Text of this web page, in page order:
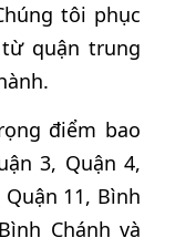
tôi phục
quận trung
điểm bao
3, Quận 4,
11, Bình
Chánh và